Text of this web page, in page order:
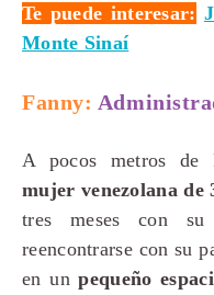
Te puede interesar:
Monte Sinaí
Fanny:
A pocos metros de
mujer venezolana de
tres meses con su
reencontrarse con su
en unpequeño